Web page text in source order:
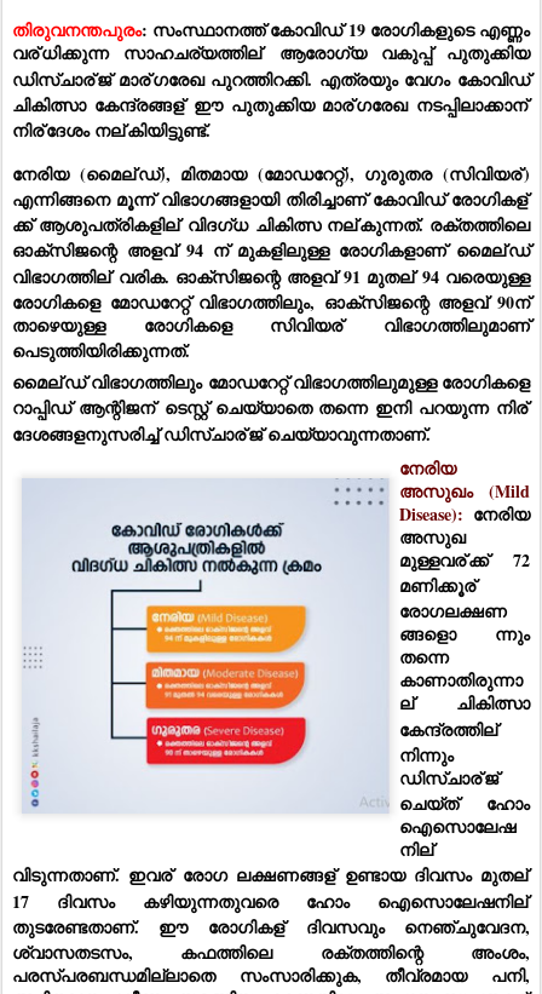
തിരുവനന്തപുരം: സംസ്ഥാനത്ത് കോവിഡ് 19 രോഗികളുടെ എണ്ണം
വര്ധിക്കുന്ന സാഹചര്യത്തില് ആരോഗ്യ വകുപ്പ് പുതുക്കിയ
ഡിസ്ചാര്ജ് മാര്ഗരേഖ പുറത്തിറക്കി. എത്രയും വേഗം കോവിഡ്
ചികിത്സാ കേന്ദ്രങ്ങള് ഈ പുതുക്കിയ മാര്ഗരേഖ നടപ്പിലാക്കാന്
നിര്ദേശം നല്കിയിട്ടുണ്ട്.
നേരിയ (മൈല്ഡ്), മിതമായ (മോഡറേറ്റ്), ഗുരുതര (സിവിയര്)
എന്നിങ്ങനെ മൂന്ന് വിഭാഗങ്ങളായി തിരിച്ചാണ് കോവിഡ് രോഗികള്
ക്ക് ആശുപത്രികളില് വിദഗ്ധ ചികിത്സ നല്കുന്നത്. രക്തത്തിലെ
ഓക്‌സിജന്റെ അളവ് 94 ന് മുകളിലുള്ള രോഗികളാണ് മൈല്ഡ്
വിഭാഗത്തില്
വരിക. ഓക്‌സിജന്റെ അളവ് 91 മുതല് 94 വരെയുള്ള
രോഗികളെ മോഡറേറ്റ് വിഭാഗത്തിലും, ഓക്‌സിജന്റെ അളവ് 90ന്
താഴെയുള്ള രോഗികളെ സിവിയര് വിഭാഗത്തിലുമാണ്
പെടുത്തിയിരിക്കുന്നത്.
മൈല്ഡ് വിഭാഗത്തിലും മോഡറേറ്റ് വിഭാഗത്തിലുമുള്ള രോഗികളെ
റാപ്പിഡ് ആന്റിജന് ടെസ്റ്റ് ചെയ്യാതെ തന്നെ ഇനി പറയുന്ന നിര്
ദേശങ്ങളനുസരിച്ച് ഡിസ്ചാര്ജ് ചെയ്യാവുന്നതാണ്.
നേരിയ
അസുഖം (Mild
Disease): നേരിയ
അസുഖ
മുള്ളവര്ക്ക് 72
മണിക്കൂര്
രോഗലക്ഷണ
ങ്ങളൊ ന്നും
തന്നെ
കാണാതിരുന്നാ
ല് ചികിത്സാ
കേന്ദ്രത്തില്
നിന്നും
ഡിസ്ചാര്ജ്
ചെയ്ത് ഹോം
ഐസൊലേഷ
നില്
വിടുന്നതാണ്. ഇവര് രോഗ ലക്ഷണങ്ങള് ഉണ്ടായ ദിവസം മുതല്
17 ദിവസം കഴിയുന്നതുവരെ ഹോം ഐസൊലേഷനില്
തുടരേണ്ടതാണ്. ഈ രോഗികള് ദിവസവും നെഞ്ചുവേദന,
ശ്വാസതടസം, കഫത്തിലെ രക്തത്തിന്റെ അംശം,
പരസ്പരബന്ധമില്ലാതെ സംസാരിക്കുക, തീവ്രമായ പനി,